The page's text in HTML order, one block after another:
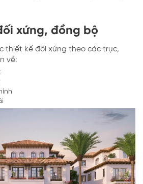
xứng, đồng bộ
thiết kế đối xứng theo các trục,
về: